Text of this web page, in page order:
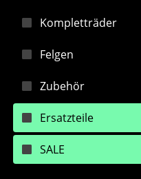
Kompletträder
Felgen
Zubehör
Ersatzteile
SALE